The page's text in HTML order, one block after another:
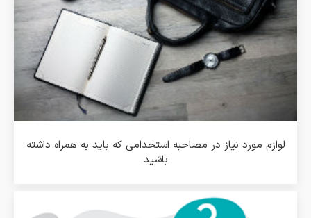
لوازم مورد نیاز در مصاحبه استخدامی که باید به همراه داشته
باشید